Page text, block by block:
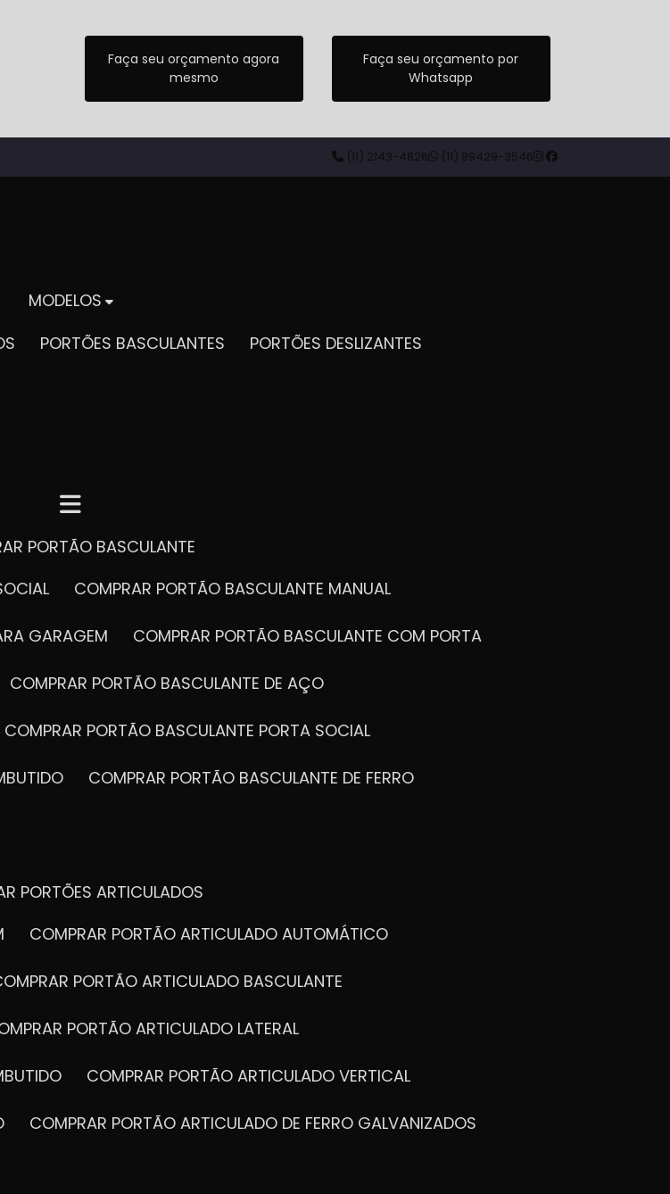
Faça seu orçamento agora
mesmo
Faça seu orçamento por
Whatsapp
(11) 2143-4826 (11) 99429-3546
MODELOS
PORTÕES BASCULANTES PORTÕES DESLIZANTES
PORTÃO BASCULANTE
COMPRAR PORTÃO BASCULANTE MANUAL
GARAGEM COMPRAR PORTÃO BASCULANTE COM PORTA
COMPRAR PORTÃO BASCULANTE DE AÇO
COMPRAR PORTÃO BASCULANTE PORTA SOCIAL
COMPRAR PORTÃO BASCULANTE DE FERRO
PORTÕES ARTICULADOS
COMPRAR PORTÃO ARTICULADO AUTOMÁTICO
COMPRAR PORTÃO ARTICULADO BASCULANTE
PORTÃO ARTICULADO LATERAL
COMPRAR PORTÃO ARTICULADO VERTICAL
COMPRAR PORTÃO ARTICULADO DE FERRO GALVANIZADOS